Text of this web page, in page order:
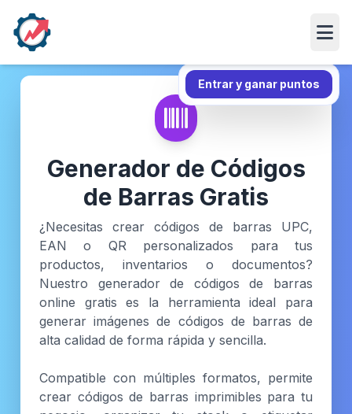
Entrar y ganar puntos
Generador de Códigos
de Barras Gratis
¿Necesitas crear códigos de barras UPC,
EAN o QR personalizados para tus
productos, inventarios o documentos?
Nuestro generador de códigos de barras
online gratis es la herramienta ideal para
generar imágenes de códigos de barras de
alta calidad de forma rápida y sencilla.
Compatible con múltiples formatos, permite
crear códigos de barras imprimibles para tu